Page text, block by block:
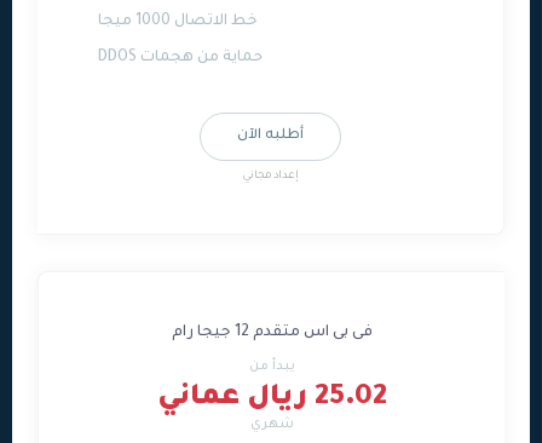
خط الاتصال 1000 ميجا
حماية من هجمات DDOS
أطلبه الآن
إعداد مجاني
فى بى اس متقدم 12 جيجا رام
يبدأ من
25.02 ريال عماني
شهري